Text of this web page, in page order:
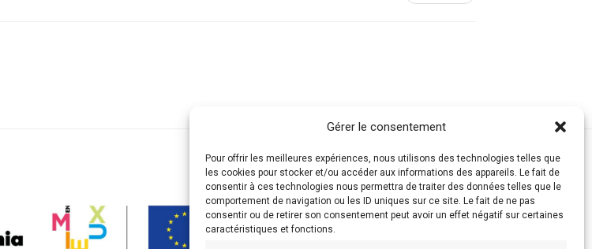
Gérer le consentement
Pour offrir les meilleures expériences, nous utilisons des technologies telles que
les cookies pour stocker et/ou accéder aux informations des appareils. Le fait de
consentir à ces technologies nous permettra de traiter des données telles que le
comportement de navigation ou les ID uniques sur ce site. Le fait de ne pas
consentir ou de retirer son consentement peut avoir un effet négatif sur certaines
caractéristiques et fonctions.